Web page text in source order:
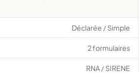
Déclarée / Simple
2 formulaires
RNA / SIRENE